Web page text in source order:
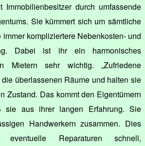
Immobilienbesitzer durch umfassende
Sie kümmert sich um sämtliche
kompliziertere Nebenkosten- und
Dabei ist ihr ein harmonisches
Mietern sehr wichtig. „Zufriedene
überlassenen Räume und halten sie
Zustand. Das kommt den Eigentümern
sie aus ihrer langen Erfahrung. Sie
Handwerkern zusammen. Dies
eventuelle Reparaturen schnell,